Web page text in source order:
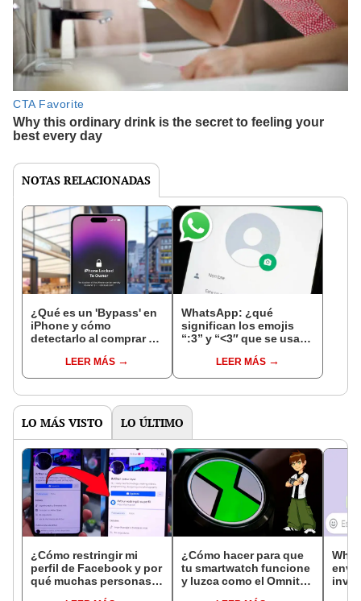
NOTAS RELACIONADAS
¿Qué es un 'Bypass' en
iPhone y cómo
detectarlo al comprar un
LEER MÁS
WhatsApp: ¿qué
significan los emojis
“:3” y “<3″ que se usan
LEER MÁS
LO MÁS VISTO LO ÚLTIMO
¿Cómo restringir mi
perfil de Facebook y por
qué muchas personas
¿Cómo hacer para que
tu smartwatch funcione
y luzca como el Omnitrix